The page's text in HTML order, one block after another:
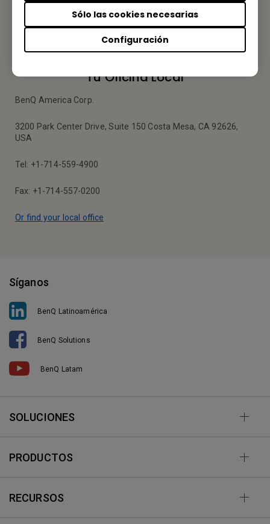
Configuración
Sólo las cookies necesarias
Envíenos un Email
Tu Oficina Local
BenQ America Corp.
3200 Park Center Drive, Suite 150 Costa Mesa, CA 92626,
USA
Tel: +1-714-559-4900
Fax: +1-714-557-0200
Or find your local office
Síganos
BenQ Latinoamérica
BenQ Solutions
BenQ Latam
SOLUCIONES
PRODUCTOS
RECURSOS